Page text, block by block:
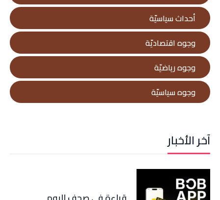
أحداث سياسيّة
وجوه اقتصاديّة
وجوه رياضيّة
وجوه سياسيّة
آخر الأخبار